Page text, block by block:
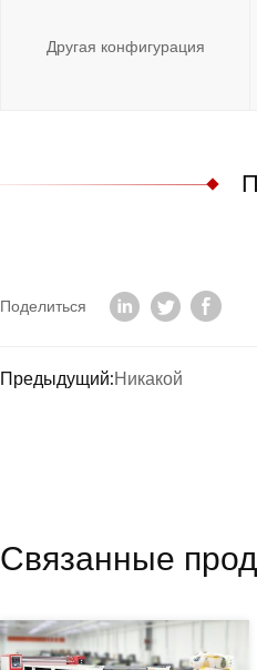
Другая конфигурация
Поделиться
Предыдущий:Никакой
Связанные